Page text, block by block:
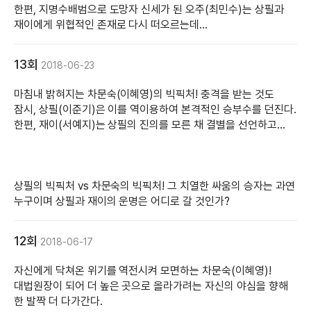
한편, 지명수배범으로 도망자 신세가 된 오주(최민수)는 상필과
재이에게 위협적인 존재로 다시 떠오르는데...
13회 2018-06-23
마침내 밝혀지는 차문숙(이혜영)의 빅픽처! 충격을 받는 것도
잠시, 상필(이준기)은 이를 역이용하여 본격적인 승부수를 던진다.
한편, 재이(서예지)는 상필의 진의를 모른 채 결별을 선언하고...
상필의 빅픽처 vs 차문숙의 빅픽처! 그 치열한 싸움의 승자는 과연
누구이며 상필과 재이의 운명은 어디로 갈 것인가?
12회 2018-06-17
자신에게 닥쳐온 위기를 역전시켜 모면하는 차문숙(이혜영)!
대법원장이 되어 더 높은 곳으로 올라가려는 자신의 야심을 향해
한 발짝 더 다가간다.